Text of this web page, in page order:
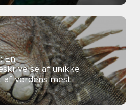
En
af unikke
af verdens mest